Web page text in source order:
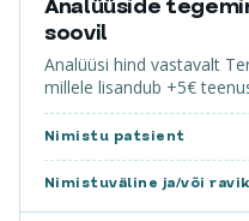
Analüüside
soovil
Analüüsi hind vastavalt
millele lisandub +5€
Nimistu patsient
Nimistuväline ja/või